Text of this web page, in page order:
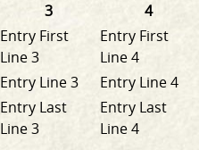
3
4
Entry First
Line 3
Entry First
Line 4
Entry Line 3
Entry Line 4
Entry Last
Line 3
Entry Last
Line 4